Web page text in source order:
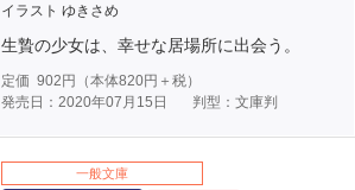
イラスト ゆきさめ
生贄の少女は、幸せな居場所に出会う。
定価 902 円（本体820円＋税）
発売日：2020年07月15日
判型：文庫判
一般文庫